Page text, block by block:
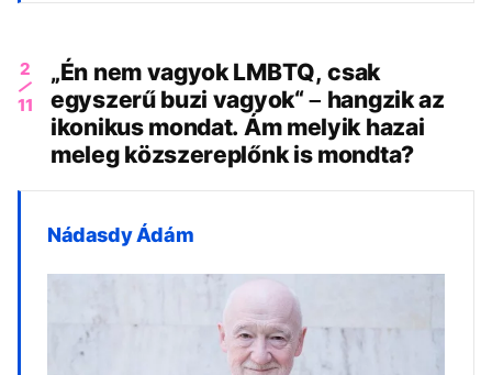
2
11
„Én nem vagyok LMBTQ, csak
egyszerű buzi vagyok“ – hangzik az
ikonikus mondat. Ám melyik hazai
meleg közszereplőnk is mondta?
Nádasdy Ádám